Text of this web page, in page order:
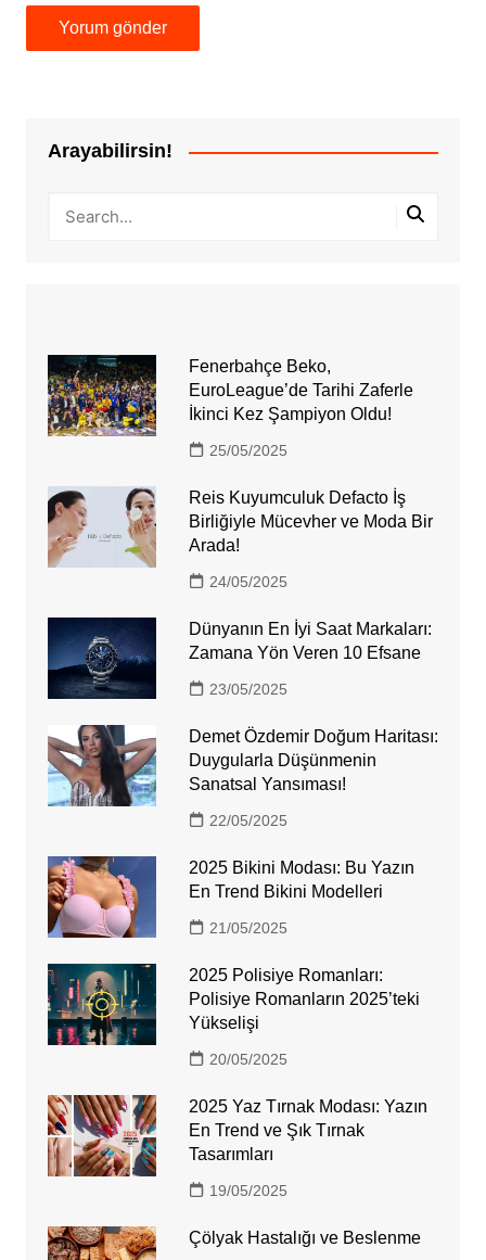
Arayabilirsin!
Fenerbahçe Beko,
EuroLeague’de Tarihi Zaferle
İkinci Kez Şampiyon Oldu!
25/05/2025
Reis Kuyumculuk Defacto İş
Birliğiyle Mücevher ve Moda Bir
Arada!
24/05/2025
Dünyanın En İyi Saat Markaları:
Zamana Yön Veren 10 Efsane
23/05/2025
Demet Özdemir Doğum Haritası:
Duygularla Düşünmenin
Sanatsal Yansıması!
22/05/2025
2025 Bikini Modası: Bu Yazın
En Trend Bikini Modelleri
21/05/2025
2025 Polisiye Romanları:
Polisiye Romanların 2025’teki
Yükselişi
20/05/2025
2025 Yaz Tırnak Modası: Yazın
En Trend ve Şık Tırnak
Tasarımları
19/05/2025
Çölyak Hastalığı ve Beslenme